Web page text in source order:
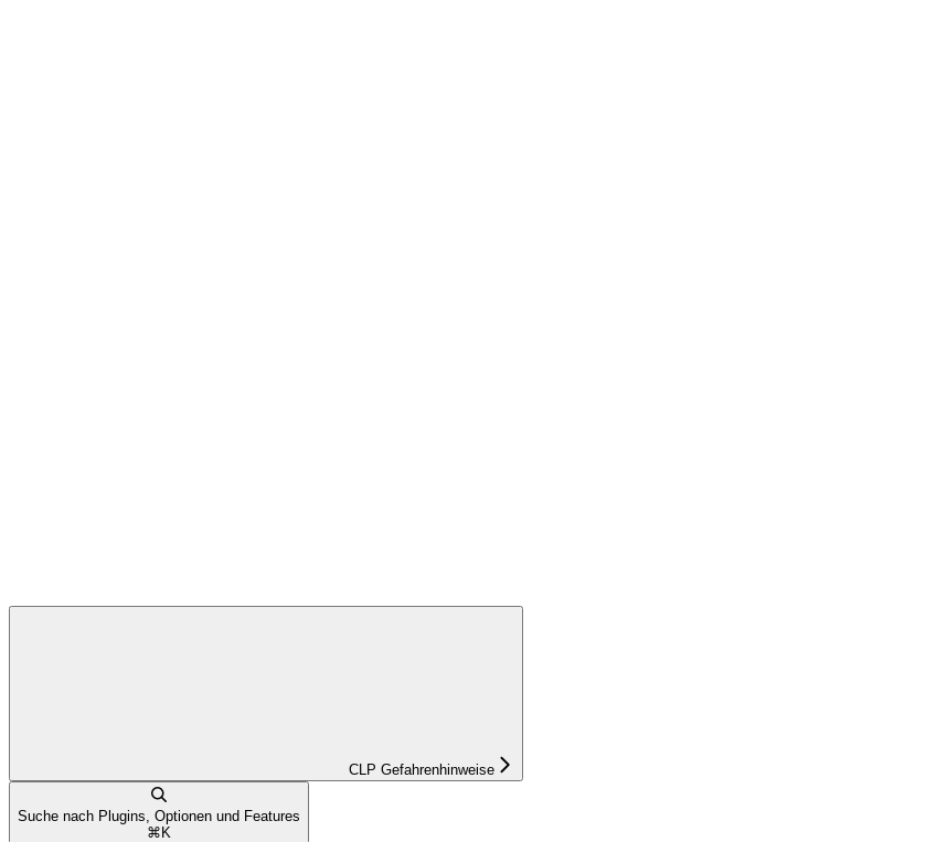
CLP Gefahrenhinweise
Suche nach Plugins, Optionen und Features
⌘ K